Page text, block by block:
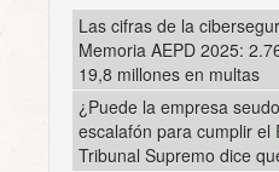
Las cifras de la
Memoria AEPD 2025:
19,8 millones en multas
¿Puede la empresa
escalafón para cumplir el
Tribunal Supremo dice